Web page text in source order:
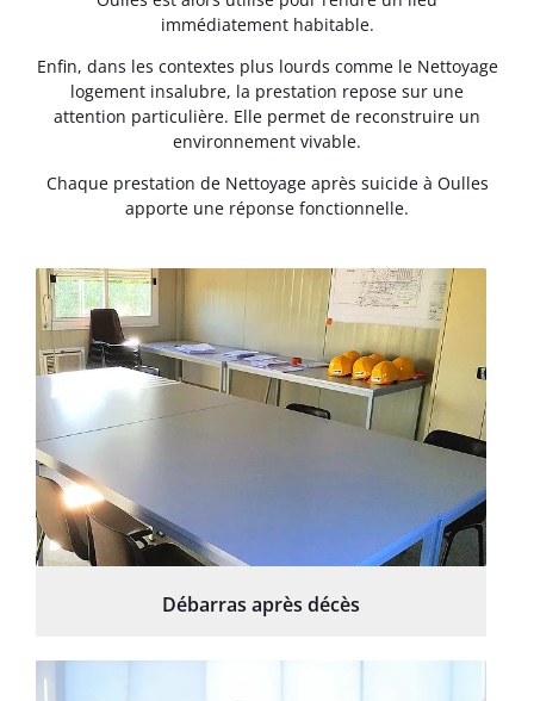
immédiatement habitable.
Enfin, dans les contextes plus lourds comme le Nettoyage
logement insalubre, la prestation repose sur une
attention particulière. Elle permet de reconstruire un
environnement vivable.
Chaque prestation de Nettoyage après suicide à Oulles
apporte une réponse fonctionnelle.
Débarras après décès